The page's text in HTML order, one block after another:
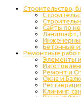
Строительство,
Сайты по
Ландшафт,
Бетонные
Ремонтные
Элементы
Ремонт и
Окна и
Клининг,